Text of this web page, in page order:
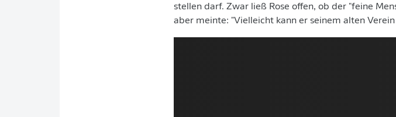
stellen darf. Zwar ließ Rose offen, ob der "feine
aber meinte: "Vielleicht kann er seinem alten